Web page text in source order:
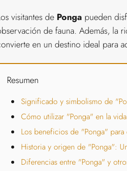
visitantes de Ponga pueden
de fauna. Además, la
en un destino ideal para
Resumen
Significado y simbolismo de
Cómo utilizar "Ponga" en la
Los beneficios de "Ponga" para
Historia y origen de "Ponga":
Diferencias entre "Ponga" y